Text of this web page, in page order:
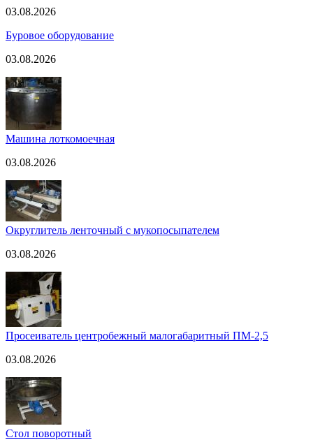
03.08.2026
Буровое оборудование
03.08.2026
Машина лоткомоечная
03.08.2026
Округлитель ленточный с мукопосыпателем
03.08.2026
Просеиватель центробежный малогабаритный ПМ-2,5
03.08.2026
Стол поворотный